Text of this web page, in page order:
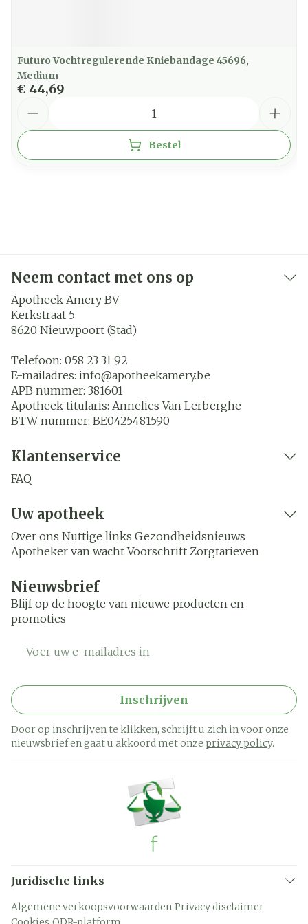
Futuro Vochtregulerende Kniebandage 45696,
Medium
€ 44,69
Bestel
Neem contact met ons op
Apotheek Amery BV
Kerkstraat 5
8620 Nieuwpoort (Stad)
Telefoon: 058 23 31 92
E-mailadres: info@apotheekamery.be
APB nummer: 381601
Apotheek titularis: Annelies Van Lerberghe
BTW nummer: BE0425481590
Klantenservice
FAQ
Uw apotheek
Over ons Nuttige links Gezondheidsnieuws
Apotheker van wacht Voorschrift Zorgtarieven
Nieuwsbrief
Blijf op de hoogte van nieuwe producten en
promoties
Inschrijven
Door op inschrijven te klikken, schrijft u zich in voor onze
nieuwsbrief en gaat u akkoord met onze privacy policy.
Juridische links
Algemene verkoopsvoorwaarden Privacy disclaimer